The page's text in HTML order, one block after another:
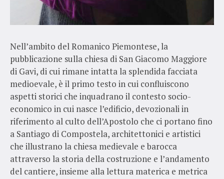
Nell’ambito del Romanico Piemontese, la
pubblicazione sulla chiesa di San Giacomo Maggiore
di Gavi, di cui rimane intatta la splendida facciata
medioevale, è il primo testo in cui confluiscono
aspetti storici che inquadrano il contesto socio-
economico in cui nasce l’edificio, devozionali in
riferimento al culto dell’Apostolo che ci portano fino
a Santiago di Compostela, architettonici e artistici
che illustrano la chiesa medievale e barocca
attraverso la storia della costruzione e l’andamento
del cantiere, insieme alla lettura materica e metrica